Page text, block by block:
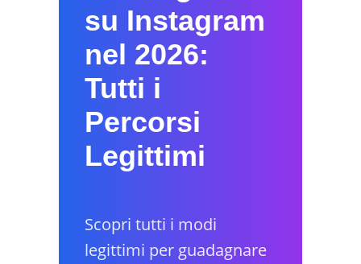
su Instagram
nel 2026:
Tutti i
Percorsi
Legittimi
Scopri tutti i modi
legittimi per guadagnare